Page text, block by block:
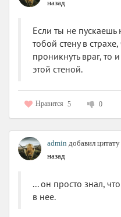
назад
Если ты не
тобой стену в
проникнуть враг, то
этой стеной.
Нравится 5 0
admin добавил цитату
назад
... он просто знал,
в нее.